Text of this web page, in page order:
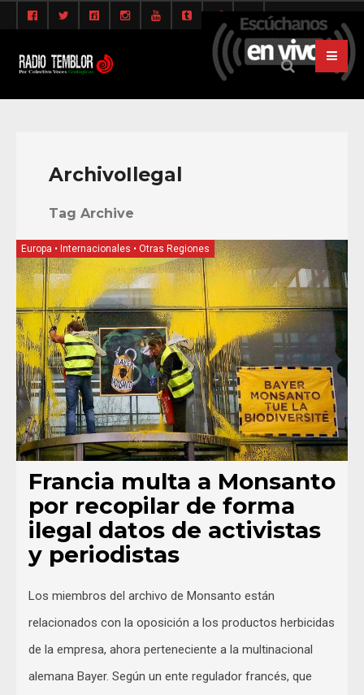
ArchivoIlegal
Tag Archive
Europa • Internacionales • Otras Regiones
Francia multa a Monsanto
por recopilar de forma
ilegal datos de activistas
y periodistas
Los miembros del archivo de Monsanto están
relacionados con la oposición a los productos herbicidas
de la empresa, ahora perteneciente a la multinacional
alemana Bayer. Según un ente regulador francés, que